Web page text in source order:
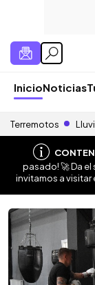
InicioNoticias
Terremotos
pasado! 🚀 Da
invitamos a